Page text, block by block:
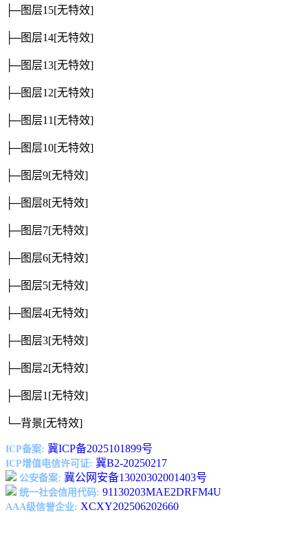
├─图层15[无特效]
├─图层14[无特效]
├─图层13[无特效]
├─图层12[无特效]
├─图层11 [无特效]
├─图层10[无特效]
├─图层9[无特效]
├─图层8[无特效]
├─图层7[无特效]
├─图层6[无特效]
├─图层5[无特效]
├─图层4[无特效]
├─图层3[无特效]
├─图层2[无特效]
├─图层1 [无特效]
└─背景[无特效]
ICP备案: 冀ICP备2025101899号
ICP增值电信许可证: 冀B2-20250217
公安备案: 冀公网安备13020302001403号
统一社会信用代码: 91130203MAE2DRFM4U
AAA级信誉企业: XCXY202506202660